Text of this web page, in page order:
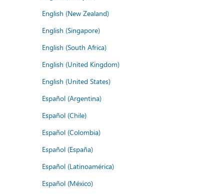
English (New Zealand)
English (Singapore)
English (South Africa)
English (United Kingdom)
English (United States)
Español (Argentina)
Español (Chile)
Español (Colombia)
Español (España)
Español (Latinoamérica)
Español (México)